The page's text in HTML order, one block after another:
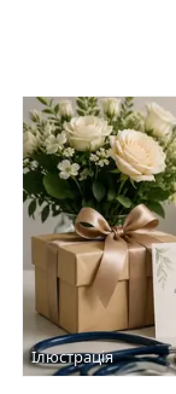
Ілюстрація